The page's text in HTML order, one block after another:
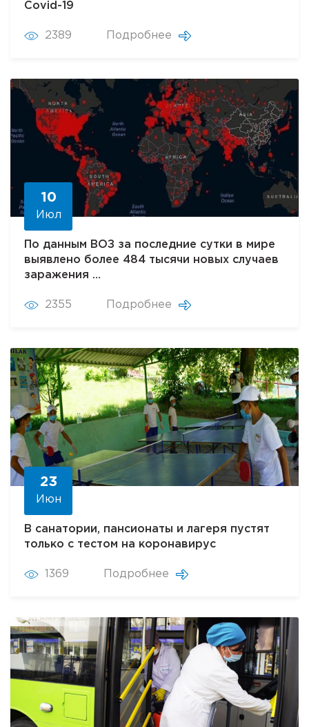
Covid-19
2389 Подробнее
10
Июл
По данным ВОЗ за последние сутки в мире
выявлено более 484 тысячи новых случаев
заражения …
2355 Подробнее
23
Июн
В санатории, пансионаты и лагеря пустят
только с тестом на коронавирус
1369 Подробнее